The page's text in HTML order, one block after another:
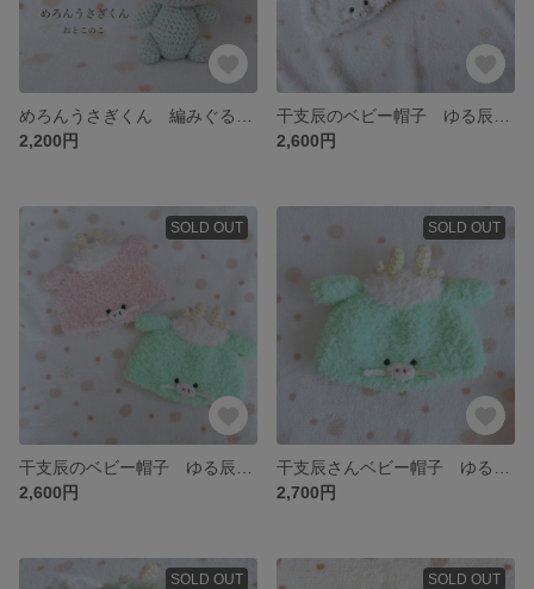
2,200円
2,600円
SOLD OUT
2,600円
SOLD OUT
2,700円
SOLD OUT SOLD OUT